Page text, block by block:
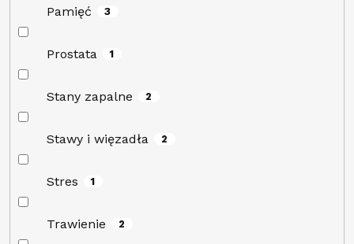
Pamięć 3
Prostata 1
Stany zapalne 2
Stawy i więzadła 2
Stres 1
Trawienie 2